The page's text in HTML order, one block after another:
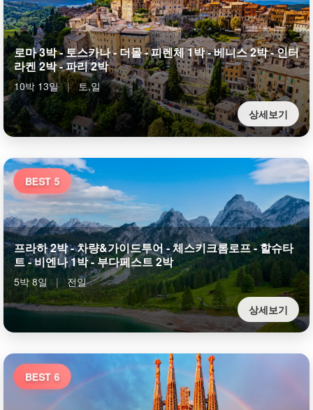
로마 3박 - 토스카나 - 더몰 - 피렌체 1박 - 베니스 2박 - 인터
라켄 2박 - 파리 2박
10박 13일 |
토,일
상세보기
BEST 5
프라하 2박 - 차량&가이드투어 - 체스키크롬로프 - 할슈타
트 - 비엔나 1박 - 부다페스트 2박
5박 8일 |
전일
상세보기
BEST 6